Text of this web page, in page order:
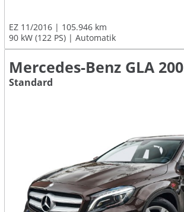
EZ 11/2016
105.946 km
90 kW (122 PS)
Automatik
Mercedes-Benz GLA 200
Standard